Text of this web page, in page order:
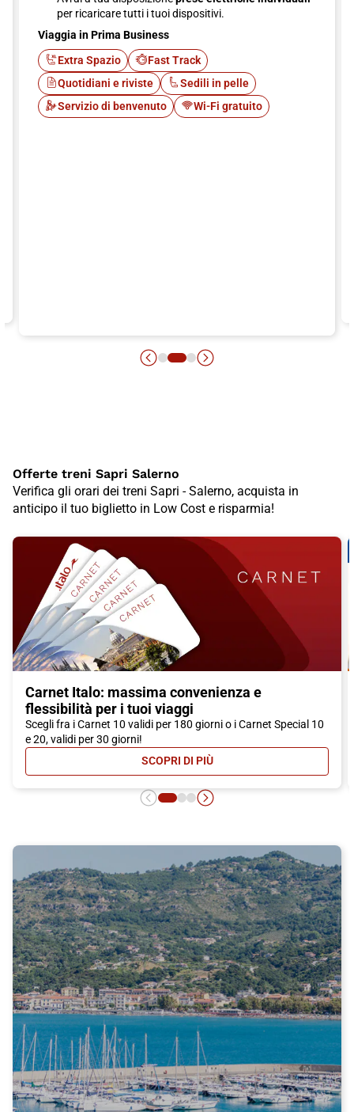
per ricaricare tutti i tuoi dispositivi.
Viaggia in Prima Business
Extra Spazio
Fast Track
Quotidiani e riviste
Sedili in pelle
Servizio di benvenuto
Wi-Fi gratuito
Offerte treni Sapri Salerno
Verifica gli orari dei treni Sapri - Salerno, acquista in
anticipo il tuo biglietto in Low Cost e risparmia!
Carnet Italo: massima convenienza e
flessibilità per i tuoi viaggi
Scegli fra i Carnet 10 validi per 180 giorni o i Carnet Special 10
e 20, validi per 30 giorni!
SCOPRI DI PIÙ- CARNET ITALO: MASSIMA